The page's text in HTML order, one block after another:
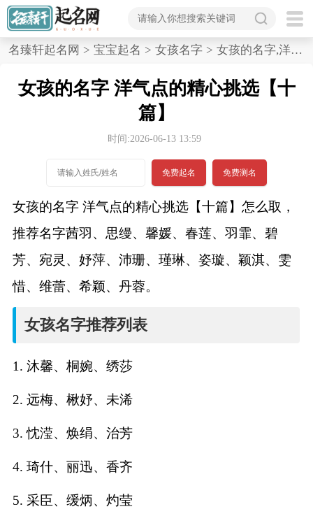
首
宝
名
女孩名字
打
分
男孩名字打分
女孩名字打分
名臻轩起名网 > 宝宝起名 > 女孩名字 > 女孩的名字,洋气点的精心挑选,十篇
女孩的名字 洋气点的精心挑选【十
篇】
时间:2026-06-13 13:59
免费起名 免费测名
女孩的名字 洋气点的精心挑选【十篇】怎么取，
推荐名字茜羽、思缦、馨媛、春莲、羽霏、碧
芳、宛灵、妤萍、沛珊、瑾琳、姿璇、颖淇、雯
惜、维蕾、希颖、丹蓉。
女孩名字推荐列表
1. 沐馨、桐婉、绣莎
2. 远梅、楸妤、未浠
3. 忱滢、焕绢、治芳
4. 琦什、丽迅、香齐
5. 采臣、缓炳、灼莹